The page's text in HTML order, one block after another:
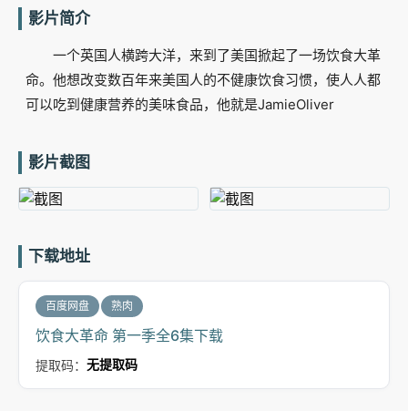
影片简介
一个英国人横跨大洋，来到了美国掀起了一场饮食大革
命。他想改变数百年来美国人的不健康饮食习惯，使人人都
可以吃到健康营养的美味食品，他就是JamieOliver
影片截图
下载地址
百度网盘 熟肉
饮食大革命 第一季全6集下载
提取码： 无提取码